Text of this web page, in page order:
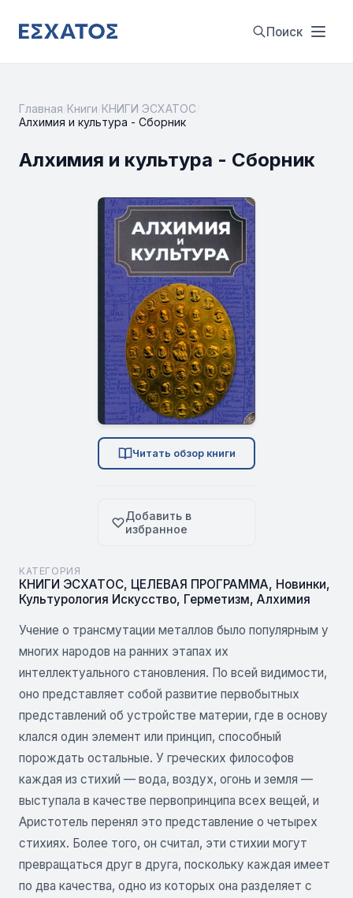
Поиск
Главная Книги КНИГИ ЭСХАТОС
Алхимия и культура - Сборник
Алхимия и культура - Сборник
Читать обзор книги
Добавить в
избранное
КАТЕГОРИЯ
КНИГИ ЭСХАТОС, ЦЕЛЕВАЯ ПРОГРАММА, Новинки,
Культурология Искусство, Герметизм, Алхимия
Учение о трансмутации металлов было популярным у
многих народов на ранних этапах их
интеллектуального становления. По всей видимости,
оно представляет собой развитие первобытных
представлений об устройстве материи, где в основу
клался один элемент или принцип, способный
порождать остальные. У греческих философов
каждая из стихий — вода, воздух, огонь и земля —
выступала в качестве первопринципа всех вещей, и
Аристотель перенял это представление о четырех
стихиях. Более того, он считал, эти стихии могут
превращаться друг в друга, поскольку каждая имеет
по два качества, одно из которых она разделяет с